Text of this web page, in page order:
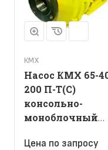
КМХ
Насос КМХ 65-
200 П-Т(С)
консольно-
моноблочный
Цена по запросу